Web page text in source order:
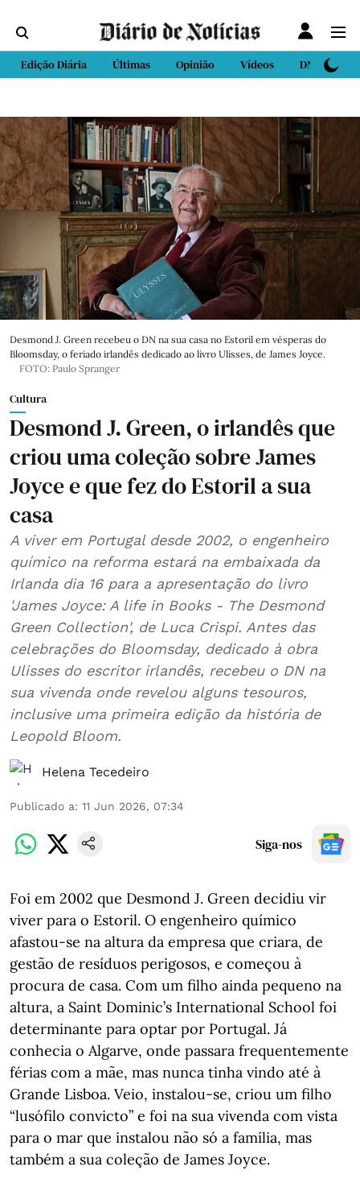
Edição Diária Últimas Opinião Vídeos DN Sport
Desmond J. Green recebeu o DN na sua casa no Estoril em vésperas do
Bloomsday, o feriado irlandês dedicado ao livro Ulisses, de James Joyce.
FOTO: Paulo Spranger
Cultura
Desmond J. Green, o irlandês que
criou uma coleção sobre James
Joyce e que fez do Estoril a sua
casa
A viver em Portugal desde 2002, o engenheiro
químico na reforma estará na embaixada da
Irlanda dia 16 para a apresentação do livro
'James Joyce: A life in Books - The Desmond
Green Collection', de Luca Crispi. Antes das
celebrações do Bloomsday, dedicado à obra
Ulisses do escritor irlandês, recebeu o DN na
sua vivenda onde revelou alguns tesouros,
inclusive uma primeira edição da história de
Leopold Bloom.
Helena Tecedeiro
Publicado a: 11 Jun 2026, 07:34
Siga-nos
Foi em 2002 que Desmond J. Green decidiu vir
viver para o Estoril. O engenheiro químico
afastou-se na altura da empresa que criara, de
gestão de resíduos perigosos, e começou à
procura de casa. Com um filho ainda pequeno na
altura, a Saint Dominic’s International School foi
determinante para optar por Portugal. Já
conhecia o Algarve, onde passara frequentemente
férias com a mãe, mas nunca tinha vindo até à
Grande Lisboa. Veio, instalou-se, criou um filho
“lusófilo convicto” e foi na sua vivenda com vista
para o mar que instalou não só a família, mas
também a sua coleção de James Joyce.